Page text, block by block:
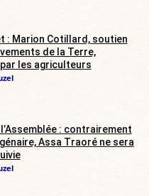
: Marion Cotillard, soutien
de la Terre,
les agriculteurs
: contrairement
Assa Traoré ne sera